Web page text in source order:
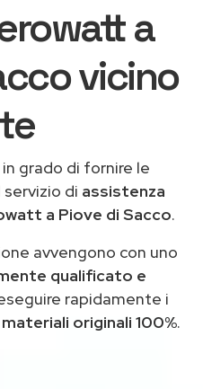
a
vicino
grado di fornire le
di assistenza
a Piove di Sacco.
avvengono con uno
qualificato e
rapidamente i
materiali originali 100%.